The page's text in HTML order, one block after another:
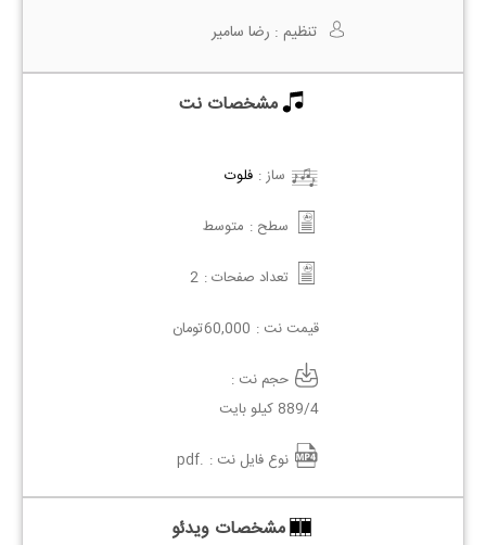
تنظیم : رضا سامیر
مشخصات نت
ساز : فلوت
سطح : متوسط
تعداد صفحات : 2
قیمت نت : 60,000تومان
حجم نت :
889/4 کیلو بایت
نوع فایل نت : .pdf
مشخصات ویدئو